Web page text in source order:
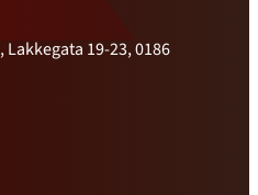
19-23, 0186